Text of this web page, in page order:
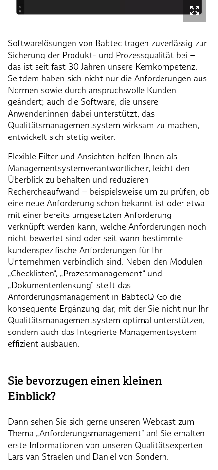
Softwarelösungen von Babtec tragen zuverlässig zur
Sicherung der Produkt- und Prozessqualität bei –
das ist seit fast 30 Jahren unsere Kernkompetenz.
Seitdem haben sich nicht nur die Anforderungen aus
Normen sowie durch anspruchsvolle Kunden
geändert; auch die Software, die unsere
Anwender:innen dabei unterstützt, das
Qualitätsmanagementsystem wirksam zu machen,
entwickelt sich stetig weiter.
Flexible Filter und Ansichten helfen Ihnen als
Managementsystemverantwortliche:r, leicht den
Überblick zu behalten und reduzieren
Rechercheaufwand – beispielsweise um zu prüfen, ob
eine neue Anforderung schon bekannt ist oder etwa
mit einer bereits umgesetzten Anforderung
verknüpft werden kann, welche Anforderungen noch
nicht bewertet sind oder seit wann bestimmte
kundenspezifische Anforderungen für Ihr
Unternehmen verbindlich sind. Neben den Modulen
„Checklisten“, „Prozessmanagement“ und
„Dokumentenlenkung“ stellt das
Anforderungsmanagement in BabtecQ Go die
konsequente Ergänzung dar, mit der Sie nicht nur Ihr
Qualitätsmanagementsystem optimal unterstützen,
sondern auch das Integrierte Managementsystem
effizient ausbauen.
Sie bevorzugen einen kleinen
Einblick?
Dann sehen Sie sich gerne unseren Webcast zum
Thema „Anforderungsmanagement“ an! Sie erhalten
erste Informationen von unseren Qualitätsexperten
Lars van Straelen und Daniel von Sondern.